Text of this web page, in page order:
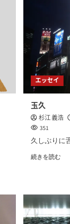
エッセイ
玉久
杉江 義浩
351
久しぶりに
続きを読む